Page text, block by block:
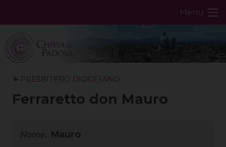
Menu
PRESBITERO DIOCESANO
Ferraretto don Mauro
Nome: Mauro